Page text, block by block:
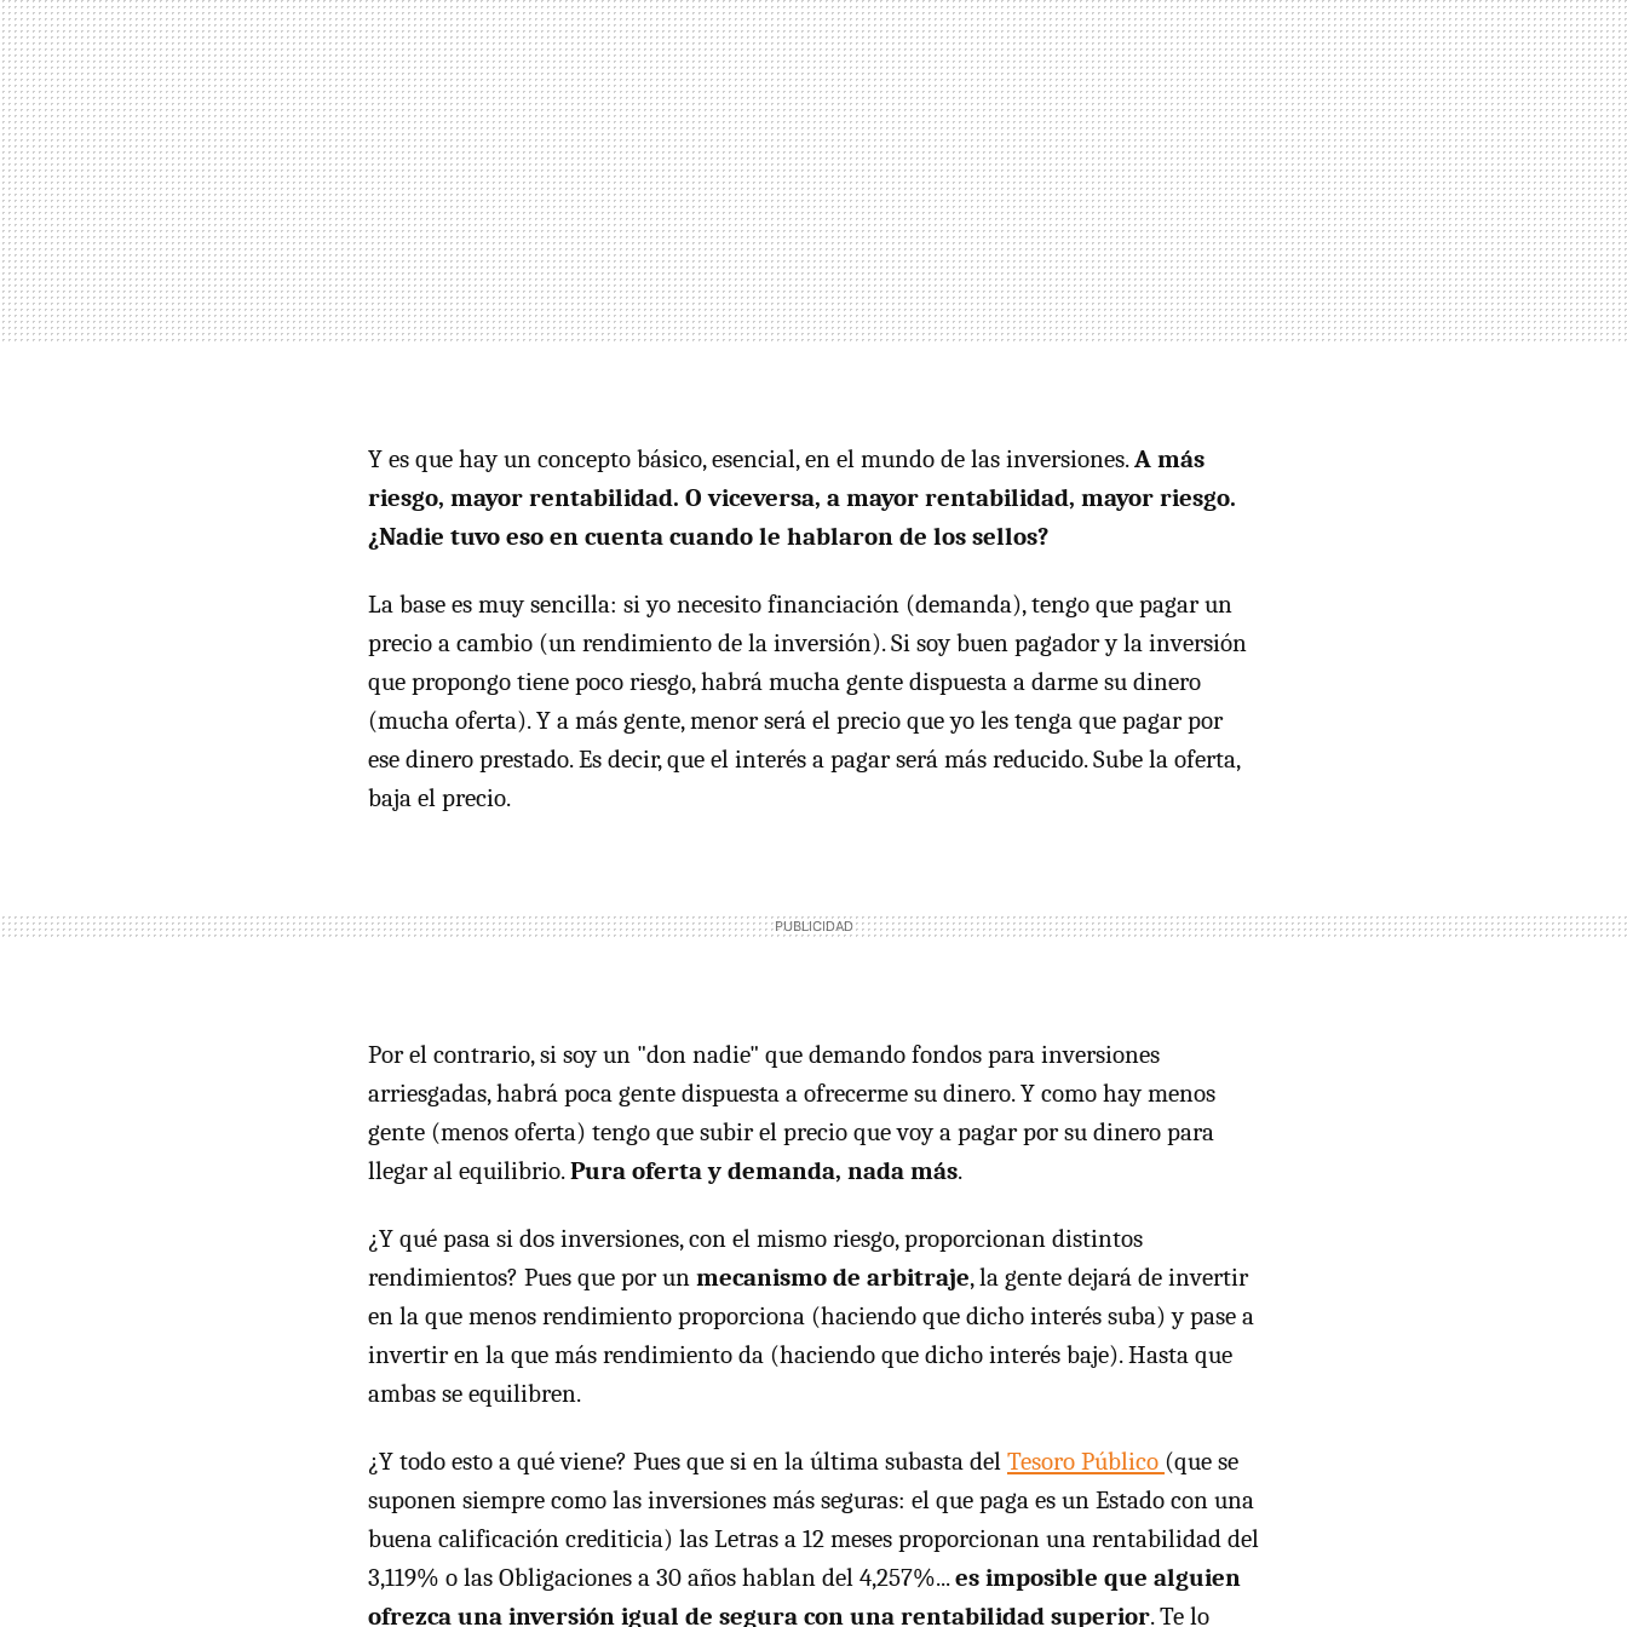
Y es que hay un concepto básico, esencial, en el mundo de las inversiones.A más
riesgo, mayor rentabilidad. O viceversa, a mayor rentabilidad, mayor riesgo.
¿Nadie tuvo eso en cuenta cuando le hablaron de los sellos?
La base es muy sencilla: si yo necesito financiación (demanda), tengo que pagar un
precio a cambio (un rendimiento de la inversión). Si soy buen pagador y la inversión
que propongo tiene poco riesgo, habrá mucha gente dispuesta a darme su dinero
(mucha oferta). Y a más gente, menor será el precio que yo les tenga que pagar por
ese dinero prestado. Es decir, que el interés a pagar será más reducido. Sube la oferta,
baja el precio.
Por el contrario, si soy un "don nadie" que demando fondos para inversiones
arriesgadas, habrá poca gente dispuesta a ofrecerme su dinero. Y como hay menos
gente (menos oferta) tengo que subir el precio que voy a pagar por su dinero para
llegar al equilibrio.Pura oferta y demanda, nada más.
¿Y qué pasa si dos inversiones, con el mismo riesgo, proporcionan distintos
rendimientos? Pues que por un mecanismo de arbitraje, la gente dejará de invertir
en la que menos rendimiento proporciona (haciendo que dicho interés suba) y pase a
invertir en la que más rendimiento da (haciendo que dicho interés baje). Hasta que
ambas se equilibren.
¿Y todo esto a qué viene? Pues que si en la última subasta del Tesoro Público (que se
suponen siempre como las inversiones más seguras: el que paga es un Estado con una
buena calificación crediticia) las Letras a 12 meses proporcionan una rentabilidad del
3,119% o las Obligaciones a 30 años hablan del 4,257%...es imposible que alguien
ofrezca una inversión igual de segura con una rentabilidad superior. Te lo